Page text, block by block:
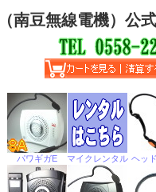
南豆無線電機）公